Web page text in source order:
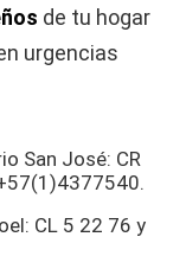
de tu hogar
urgencias
San José: CR
CL 5 22 76 y